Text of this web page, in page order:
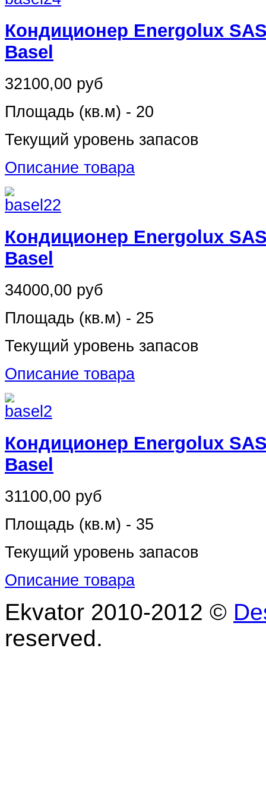
Кондиционер Energolux
Basel
32100,00 руб
Площадь (кв.м) - 20
Текущий уровень запасов
Описание товара
Кондиционер Energolux
Basel
34000,00 руб
Площадь (кв.м) - 25
Текущий уровень запасов
Описание товара
Кондиционер Energolux
Basel
31100,00 руб
Площадь (кв.м) - 35
Текущий уровень запасов
Описание товара
Ekvator 2010-2012 ©
reserved.